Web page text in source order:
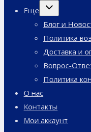
Еще
Переключить
Блог и
Политика
Доставка и
Вопрос-
Политика
О нас
Контакты
Мои аккаунт